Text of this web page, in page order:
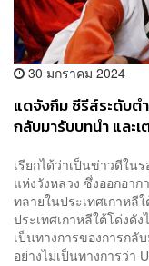
30 มกราคม 2024
แดจังกึม ซีรีส์ระดับต
กลับมารับบทนำ และ
เรียกได้ว่าเป็นข่าวดีใน
แห่งวังหลวง ซึ่งออกอา
ทลายในประเทศเกาหลี
ประเทศเกาหลีใต้โด่งดั
เป็นทางการของการกลั
อย่างไม่เป็นทางการว่า